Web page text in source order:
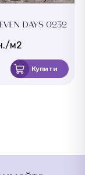
DAYS 0232
м2
Купити